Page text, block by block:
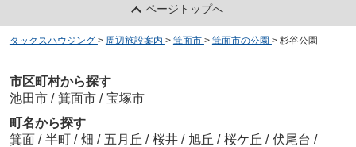
ページトップへ
タックスハウジング > 周辺施設案内 > 箕面市 > 箕面市の公園 > 杉谷公園
市区町村から探す
池田市 / 箕面市 / 宝塚市
町名から探す
箕面 / 半町 / 畑 / 五月丘 / 桜井 / 旭丘 / 桜ケ丘 / 伏尾台 /